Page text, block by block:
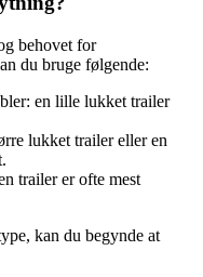
behovet for
du bruge følgende:
en lille lukket trailer
lukket trailer eller en
trailer er ofte mest
kan du begynde at